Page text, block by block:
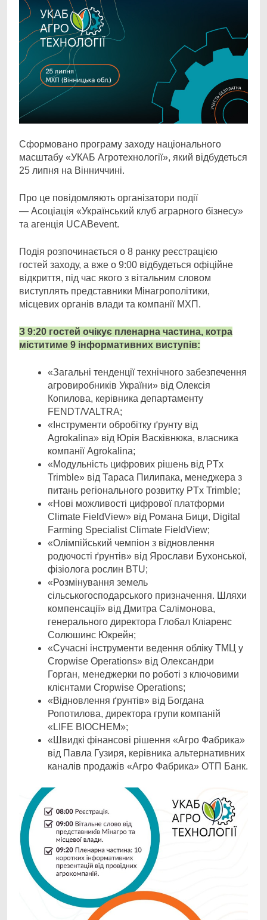
Сформовано програму заходу національного
масштабу «УКАБ Агротехнології», який відбудеться
25 липня на Вінниччині.
Про це повідомляють організатори події
— Асоціація «Український клуб аграрного бізнесу»
та агенція UCABevent.
Подія розпочинається о 8 ранку реєстрацією
гостей заходу, а вже о 9:00 відбудеться офіційне
відкриття, під час якого з вітальним словом
виступлять представники Мінагрополітики,
місцевих органів влади та компанії МХП.
З 9:20 гостей очікує пленарна частина, котра
міститиме 9 інформативних виступів:
«Загальні тенденції технічного забезпечення
агровиробників України» від Олексія
Копилова, керівника департаменту
FENDT/VALTRA;
«Інструменти обробітку ґрунту від
Agrokalina» від Юрія Васківнюка, власника
компанії Agrokalina;
«Модульність цифрових рішень від PTx
Trimble» від Тараса Пилипака, менеджера з
питань регіонального розвитку PTx Trimble;
«Нові можливості цифрової платформи
Climate FieldView» від Романа Бици, Digital
Farming Specialist Climate FieldView;
«Олімпійський чемпіон з відновлення
родючості ґрунтів» від Ярослави Бухонської,
фізіолога рослин BTU;
«Розмінування земель
сільськогосподарського призначення. Шляхи
компенсації» від Дмитра Салімонова,
генерального директора Глобал Кліаренс
Солюшинс Юкрейн;
«Сучасні інструменти ведення обліку ТМЦ у
Cropwise Operations» від Олександри
Горган, менеджерки по роботі з ключовими
клієнтами Cropwise Operations;
«Відновлення ґрунтів» від Богдана
Ропотилова, директора групи компаній
«LIFE BIOCHEM»;
«Швидкі фінансові рішення «Агро Фабрика»
від Павла Гузиря, керівника альтернативних
каналів продажів «Агро Фабрика» ОТП Банк.